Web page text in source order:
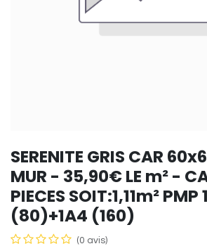
SERENITE GRIS CAR
MUR - 35,90€ LE m² -
PIECES SOIT:1,11m² PMP
(80)+1A4 (160)
(0 avis)